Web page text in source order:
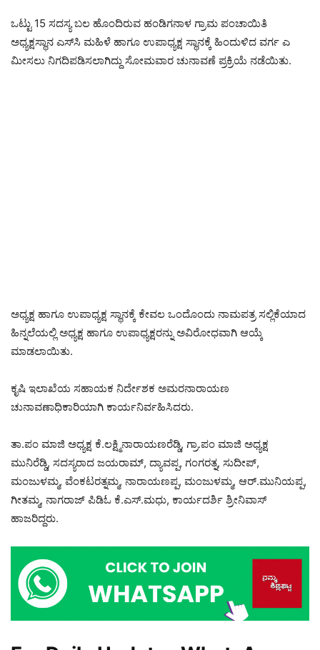
ಒಟ್ಟು 15 ಸದಸ್ಯ ಬಲ ಹೊಂದಿರುವ ಹಂಡಿಗನಾಳ ಗ್ರಾಮ ಪಂಚಾಯಿತಿ
ಅಧ್ಯಕ್ಷಸ್ಥಾನ ಎಸ್‌ಸಿ ಮಹಿಳೆ ಹಾಗೂ ಉಪಾಧ್ಯಕ್ಷ ಸ್ಥಾನಕ್ಕೆ ಹಿಂದುಳಿದ ವರ್ಗ ಎ
ಮೀಸಲು ನಿಗದಿಪಡಿಸಲಾಗಿದ್ದು ಸೋಮವಾರ ಚುನಾವಣೆ ಪ್ರಕ್ರಿಯೆ ನಡೆಯಿತು.
ಅಧ್ಯಕ್ಷ ಹಾಗೂ ಉಪಾಧ್ಯಕ್ಷ ಸ್ಥಾನಕ್ಕೆ ಕೇವಲ ಒಂದೊಂದು ನಾಮಪತ್ರ ಸಲ್ಲಿಕೆಯಾದ
ಹಿನ್ನಲೆಯಲ್ಲಿ ಅಧ್ಯಕ್ಷ ಹಾಗೂ ಉಪಾಧ್ಯಕ್ಷರನ್ನು ಅವಿರೋಧವಾಗಿ ಆಯ್ಕೆ
ಮಾಡಲಾಯಿತು.
ಕೃಷಿ ಇಲಾಖೆಯ ಸಹಾಯಕ ನಿರ್ದೇಶಕ ಅಮರನಾರಾಯಣ
ಚುನಾವಣಾಧಿಕಾರಿಯಾಗಿ ಕಾರ್ಯನಿರ್ವಹಿಸಿದರು.
ತಾ.ಪಂ ಮಾಜಿ ಅಧ್ಯಕ್ಷ ಕೆ.ಲಕ್ಷ್ಮಿನಾರಾಯಣರೆಡ್ಡಿ, ಗ್ರಾ.ಪಂ ಮಾಜಿ ಅಧ್ಯಕ್ಷ
ಮುನಿರೆಡ್ಡಿ, ಸದಸ್ಯರಾದ ಜಯರಾಮ್, ದ್ಯಾವಪ್ಪ, ಗಂಗರತ್ನ, ಸುದೀಪ್,
ಮಂಜುಳಮ್ಮ, ವೆಂಕಟರತ್ನಮ್ಮ, ನಾರಾಯಣಪ್ಪ, ಮಂಜುಳಮ್ಮ, ಆರ್.ಮುನಿಯಪ್ಪ,
ಗೀತಮ್ಮ, ನಾಗರಾಜ್ ಪಿಡಿಓ ಕೆ.ಎಸ್.ಮಧು, ಕಾರ್ಯದರ್ಶಿ ಶ್ರೀನಿವಾಸ್
ಹಾಜರಿದ್ದರು.